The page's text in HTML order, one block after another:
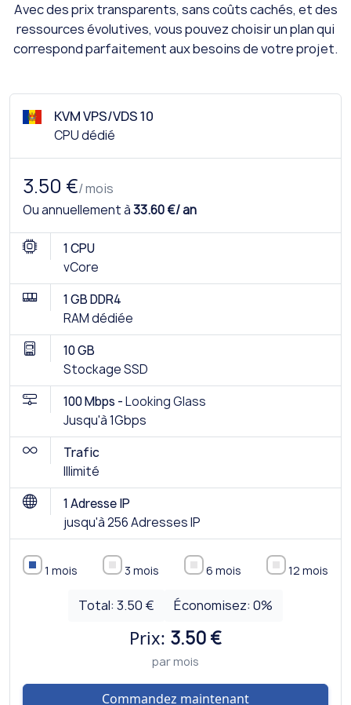
Avec des prix transparents, sans coûts cachés, et des
ressources évolutives, vous pouvez choisir un plan qui
correspond parfaitement aux besoins de votre projet.
KVM VPS/VDS 10
CPU dédié
3.50 €/ mois
Ou annuellement à33.60 €/ an
1 CPU
vCore
1 GB DDR4
RAM dédiée
10 GB
Stockage SSD
100 Mbps -Looking Glass
Jusqu'à 1Gbps
Trafic
Illimité
1 Adresse IP
jusqu'à 256 Adresses IP
1 mois 3 mois 6 mois 12 mois
Total: 3.50 € Économisez:0%
Prix: 3.50 €
par mois
Commandez maintenant